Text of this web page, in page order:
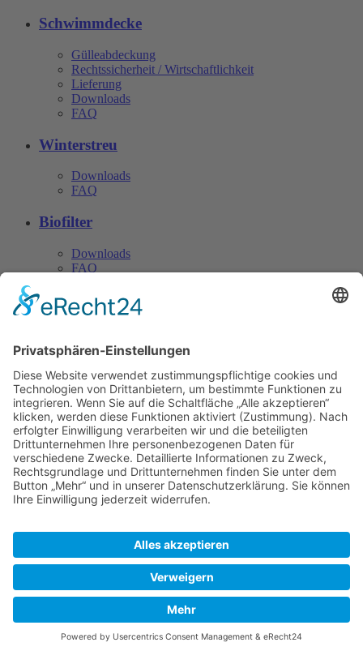
Schwimmdecke
Gülleabdeckung
Rechtssicherheit / Wirtschaftlichkeit
Lieferung
Downloads
FAQ
Winterstreu
Downloads
FAQ
Biofilter
Downloads
FAQ
Download
© CN Consulting 2026
Datenschutz
Impressum
Barrierefreiheitserklärung
News
Kontakt
TEL. +49 4152 40 81 ·
Fax: +49 4152 812 22 ·
info@cn-consulting.de
© 2017 CN Consulting +
Baustoff-
Vertriebsgesellschaft mbH